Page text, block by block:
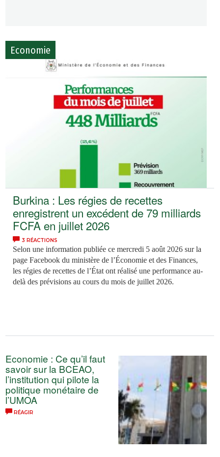
Economie
Burkina : Les régies de recettes
enregistrent un excédent de 79 milliards
FCFA en juillet 2026
3 RÉACTIONS
Selon une information publiée ce mercredi 5 août 2026 sur la
page Facebook du ministère de l’Économie et des Finances,
les régies de recettes de l’État ont réalisé une performance au-
delà des prévisions au cours du mois de juillet 2026.
Economie : Ce qu’il faut
savoir sur la BCEAO,
l’institution qui pilote la
politique monétaire de
l’UMOA
RÉAGIR